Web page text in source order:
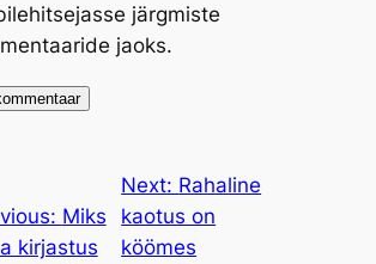
järgmiste
jaoks.
Miks
kirjastus
Next: Rahaline
kaotus on
köömes